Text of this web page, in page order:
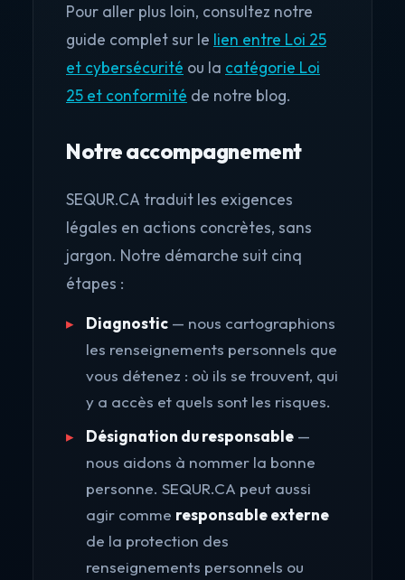
Pour aller plus loin, consultez notre
guide complet sur le lien entre Loi 25
et cybersécurité ou la catégorie Loi
25 et conformité de notre blog.
Notre accompagnement
SEQUR.CA traduit les exigences
légales en actions concrètes, sans
jargon. Notre démarche suit cinq
étapes :
Diagnostic— nous cartographions
les renseignements personnels que
vous détenez : où ils se trouvent, qui
y a accès et quels sont les risques.
Désignation du responsable—
nous aidons à nommer la bonne
personne. SEQUR.CA peut aussi
agir comme responsable externe
de la protection des
renseignements personnels ou